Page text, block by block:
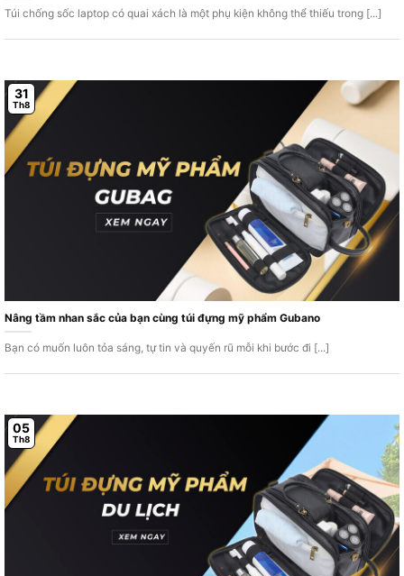
Túi chống sốc laptop có quai xách là một phụ kiện không thể thiếu trong [...]
Nâng tầm nhan sắc của bạn cùng túi đựng mỹ phẩm Gubano
Bạn có muốn luôn tỏa sáng, tự tin và quyến rũ mỗi khi bước đi [...]
31
Th8
05
Th8